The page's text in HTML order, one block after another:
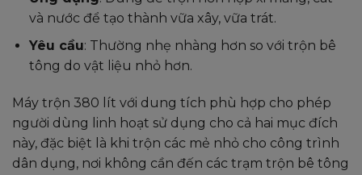
và nước để tạo thành vữa xây, vữa trát.
Yêu cầu: Thường nhẹ nhàng hơn so với trộn bê
tông do vật liệu nhỏ hơn.
Máy trộn 380 lít với dung tích phù hợp cho phép
người dùng linh hoạt sử dụng cho cả hai mục đích
này, đặc biệt là khi trộn các mẻ nhỏ cho công trình
dân dụng, nơi không cần đến các trạm trộn bê tông